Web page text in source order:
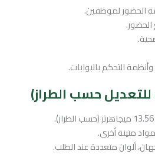
الحضور لموظفين.
التحكم بالبوابات.
حسب الطراز)
متينة أخرى.
ألوان متعددة عند الطلب.